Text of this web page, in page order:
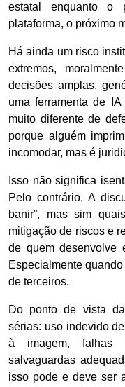
estatal enquanto o
plataforma, o próximo
Há ainda um risco
extremos,
decisões amplas,
uma ferramenta de
muito diferente de
porque alguém
incomodar, mas é
Isso não significa
Pelo contrário. A
banir”, mas sim
mitigação de riscos e
de quem desenvolve
Especialmente
de terceiros.
Do ponto de vista
sérias: uso indevido
à imagem, falhas
salvaguardas
isso pode e deve ser